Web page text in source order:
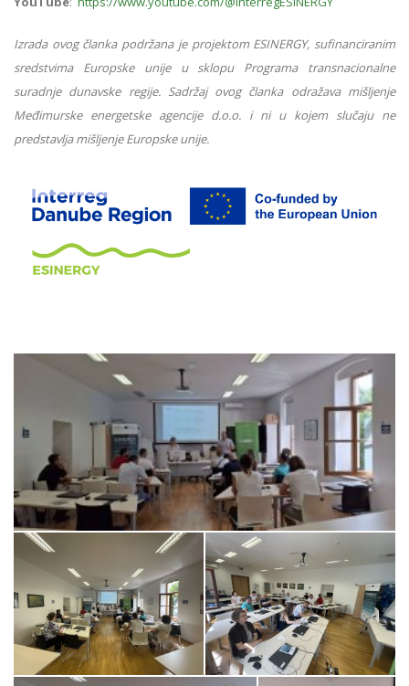
Izrada ovog članka podržana je projektom ESINERGY, sufinanciranim
sredstvima Europske unije u sklopu Programa transnacionalne
suradnje dunavske regije. Sadržaj ovog članka odražava mišljenje
Međimurske energetske agencije d.o.o. i ni u kojem slučaju ne
predstavlja mišljenje Europske unije.